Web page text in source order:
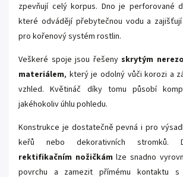
zpevňují celý korpus. Dno je perforované
které odvádějí přebytečnou vodu a
pro kořenový systém rostlin.
Veškeré spoje jsou řešeny skrytým
materiálem, který je odolný vůči korozi a
vzhled. Květináč díky tomu působí
jakéhokoliv úhlu pohledu.
Konstrukce je dostatečně pevná i pro
keřů nebo dekorativních stromků.
rektifikačním nožičkám lze snadno
povrchu a zamezit přímému kontaktu s